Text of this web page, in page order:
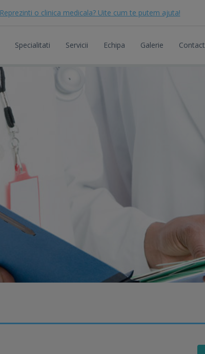
Reprezinti o clinica medicala? Uite cum te putem ajuta!
Specialitati Servicii Echipa Galerie Contact